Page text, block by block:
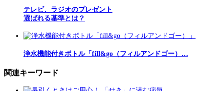
テレビ、ラジオのプレゼント
選ばれる基準とは？
浄水機能付きボトル「fill&go（フィルアンドゴー）…
関連キーワード